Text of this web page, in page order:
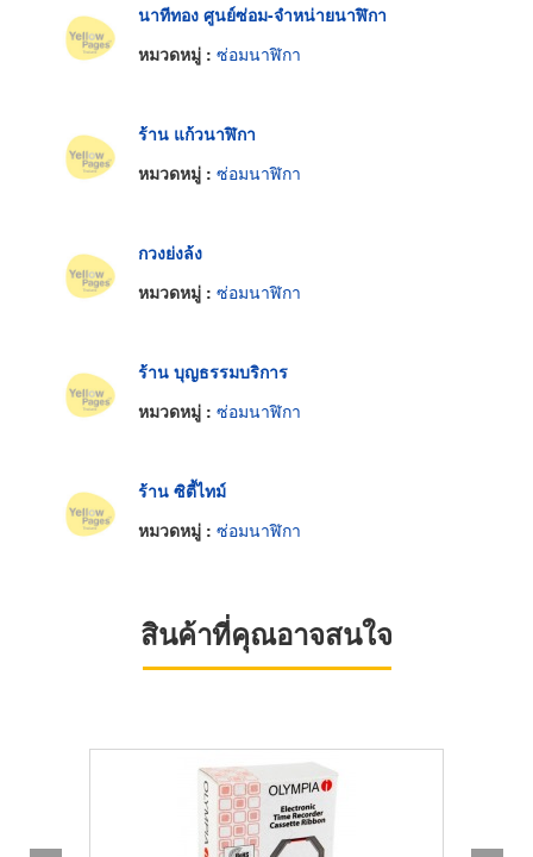
นาทีทอง ศูนย์ซ่อม-จำหน่ายนาฬิกา
หมวดหมู่ : ซ่อมนาฬิกา
ร้าน แก้วนาฬิกา
หมวดหมู่ : ซ่อมนาฬิกา
กวงย่งล้ง
หมวดหมู่ : ซ่อมนาฬิกา
ร้าน บุญธรรมบริการ
หมวดหมู่ : ซ่อมนาฬิกา
ร้าน ซิตี้ไทม์
หมวดหมู่ : ซ่อมนาฬิกา
สินค้าที่คุณอาจสนใจ